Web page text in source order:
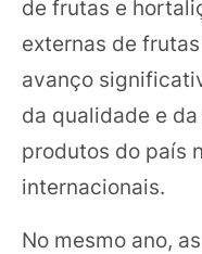
de frutas e
externas de
avanço
da qualidade e
produtos do país
internacionais.
No mesmo ano,